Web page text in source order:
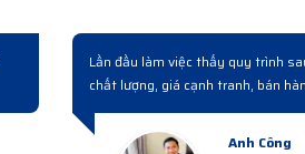
Đợt rồi công ty cải tạo nâng cấp hệ
nghiệp từ lúc hỏi mua đến giao
Anh Hà